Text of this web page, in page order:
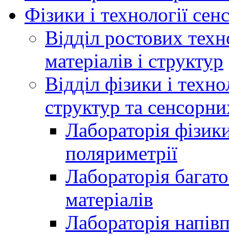
Фізики і технології
Відділ ростових
матеріалів і структур
Відділ фізики і
структур та
Лабораторія
поляриметрії
Лабораторія
матеріалів
Лабораторія